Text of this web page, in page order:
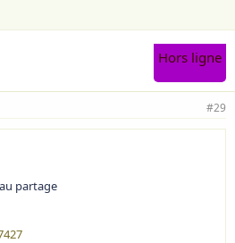
Hors ligne
#29
partage